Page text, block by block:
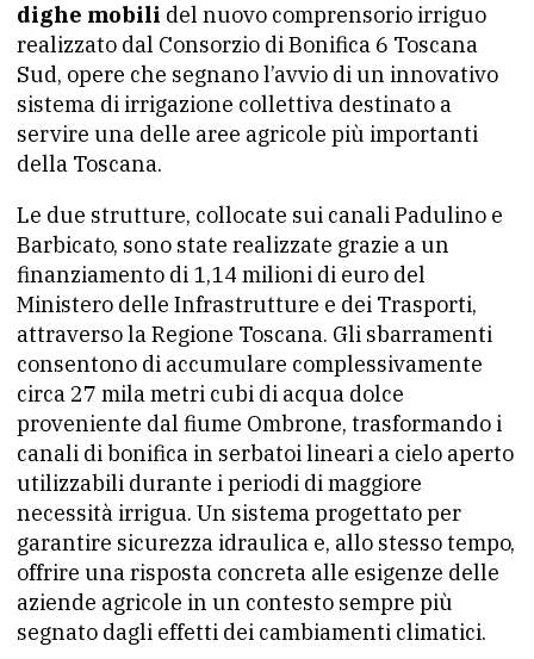
dighe mobili del nuovo comprensorio irriguo
realizzato dal Consorzio di Bonifica 6 Toscana
Sud, opere che segnano l’avvio di un innovativo
sistema di irrigazione collettiva destinato a
servire una delle aree agricole più importanti
della Toscana.
Le due strutture, collocate sui canali Padulino e
Barbicato, sono state realizzate grazie a un
finanziamento di 1,14 milioni di euro del
Ministero delle Infrastrutture e dei Trasporti,
attraverso la Regione Toscana. Gli sbarramenti
consentono di accumulare complessivamente
circa 27 mila metri cubi di acqua dolce
proveniente dal fiume Ombrone, trasformando i
canali di bonifica in serbatoi lineari a cielo aperto
utilizzabili durante i periodi di maggiore
necessità irrigua. Un sistema progettato per
garantire sicurezza idraulica e, allo stesso tempo,
offrire una risposta concreta alle esigenze delle
aziende agricole in un contesto sempre più
segnato dagli effetti dei cambiamenti climatici.